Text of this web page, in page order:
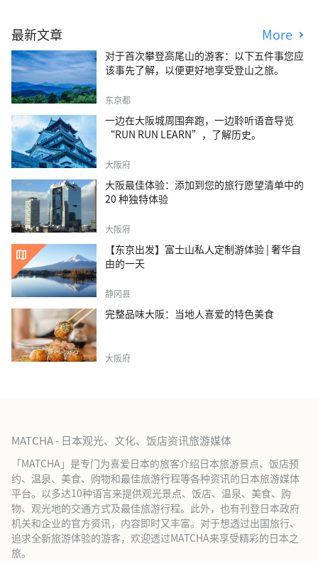
最新文章 More
对于首次攀登高尾山的游客：以下五件事您应
该事先了解，以便更好地享受登山之旅。
东京都
一边在大阪城周围奔跑，一边聆听语音导览
“RUN RUN LEARN”，了解历史。
大阪府
大阪最佳体验：添加到您的旅行愿望清单中的
20 种独特体验
大阪府
【东京出发】富士山私人定制游体验 | 奢华自
由的一天
静冈县
完整品味大阪：当地人喜爱的特色美食
大阪府
MATCHA - 日本观光、文化、饭店资讯旅游媒体
「MATCHA」是专门为喜爱日本的旅客介绍日本旅游景点、饭店预
约、温泉、美食、购物和最佳旅游行程等各种资讯的日本旅游媒体
平台。以多达10种语言来提供观光景点、饭店、温泉、美食、购
物、观光地的交通方式及最佳旅游行程。此外，也有刊登日本政府
机关和企业的官方资讯，内容即时又丰富。对于想透过出国旅行、
追求全新旅游体验的游客，欢迎透过MATCHA来享受精彩的日本之
旅。